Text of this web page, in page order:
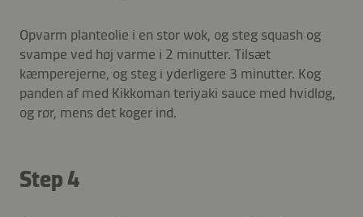
Opvarm planteolie i en stor wok, og steg squash og
svampe ved høj varme i 2 minutter. Tilsæt
kæmperejerne, og steg i yderligere 3 minutter. Kog
panden af med Kikkoman teriyaki sauce med hvidløg,
og rør, mens det koger ind.
Step 4